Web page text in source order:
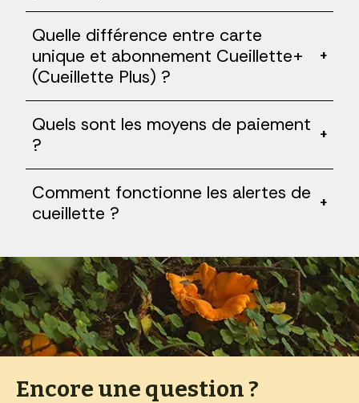
Quelle différence entre carte
unique et abonnement Cueillette+
(Cueillette Plus) ?
+
Quels sont les moyens de paiement
?
+
Comment fonctionne les alertes de
cueillette ?
+
Encore une question ?